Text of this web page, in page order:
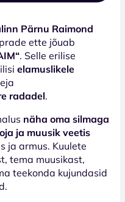
Pärnu Raimond
ette jõuab
. Selle erilise
elamuslikele
radadel.
näha oma silmaga
ja muusik veetis
ja armus. Kuulete
tema muusikast,
teekonda kujundasid